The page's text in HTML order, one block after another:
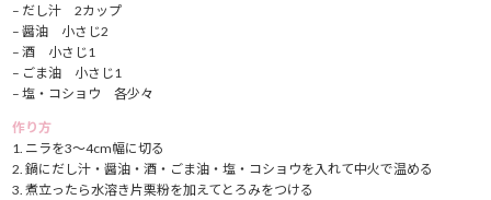
– だし汁 2カップ
– 醤油 小さじ2
– 酒 小さじ1
– ごま油 小さじ1
– 塩・コショウ 各少々
作り方
1. ニラを3〜4cm幅に切る
2. 鍋にだし汁・醤油・酒・ごま油・塩・コショウを入れて中火で温める
3. 煮立ったら水溶き片栗粉を加えてとろみをつける